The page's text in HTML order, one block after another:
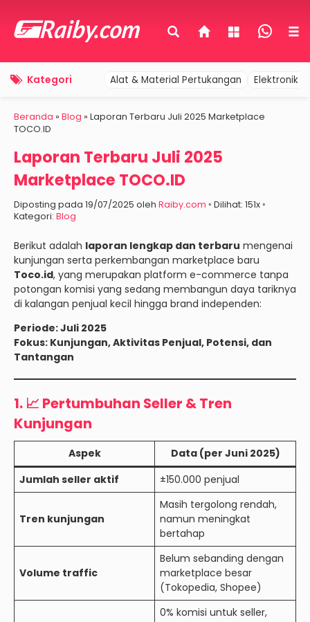
Kategori Alat & Material Pertukangan Elektronik
Beranda » Blog » Laporan Terbaru Juli 2025 Marketplace
TOCO.ID
Laporan Terbaru Juli 2025
Marketplace TOCO.ID
Diposting pada 19/07/2025 oleh Raiby.com ◦ Dilihat: 151x ◦
Kategori: Blog
Berikut adalah laporan lengkap dan terbaru mengenai
kunjungan serta perkembangan marketplace baru
Toco.id, yang merupakan platform e-commerce tanpa
potongan komisi yang sedang membangun daya tariknya
di kalangan penjual kecil hingga brand independen:
Periode: Juli 2025
Fokus: Kunjungan, Aktivitas Penjual, Potensi, dan
Tantangan
1. 📈 Pertumbuhan Seller & Tren
Kunjungan
Aspek
Data (per Juni 2025)
Jumlah seller aktif
±150.000 penjual
Tren kunjungan
Masih tergolong rendah,
namun meningkat
bertahap
Volume traffic
Belum sebanding dengan
marketplace besar
(Tokopedia, Shopee)
0% komisi untuk seller,